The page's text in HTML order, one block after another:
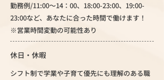
勤務例/11:00～14：00、18:00-23:00、19:00-
23:00など、あなたに合った時間で働けます！
※営業時間変動の可能性あり
休日・休暇
シフト制で学業や子育て優先にも理解のある職